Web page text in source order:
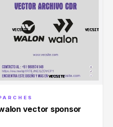
vector sponsor